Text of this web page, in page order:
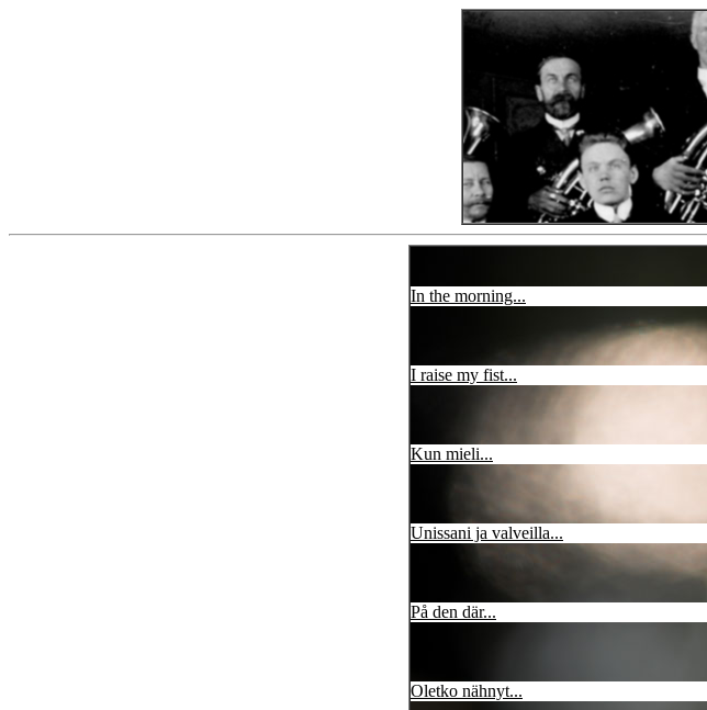
In the morning...
I raise my fist...
Kun mieli...
Unissani ja valveilla...
På den där...
Oletko nähnyt...